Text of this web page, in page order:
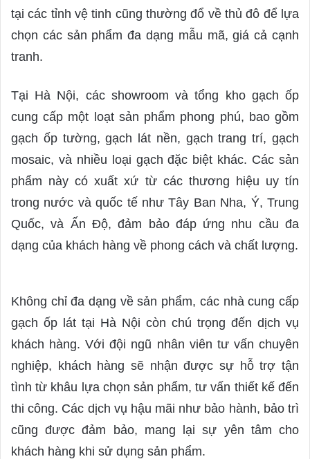
tại các tỉnh vệ tinh cũng thường đổ về thủ đô để lựa
chọn các sản phẩm đa dạng mẫu mã, giá cả cạnh
tranh.
Tại Hà Nội, các showroom và tổng kho gạch ốp
cung cấp một loạt sản phẩm phong phú, bao gồm
gạch ốp tường, gạch lát nền, gạch trang trí, gạch
mosaic, và nhiều loại gạch đặc biệt khác. Các sản
phẩm này có xuất xứ từ các thương hiệu uy tín
trong nước và quốc tế như Tây Ban Nha, Ý, Trung
Quốc, và Ấn Độ, đảm bảo đáp ứng nhu cầu đa
dạng của khách hàng về phong cách và chất lượng.
Không chỉ đa dạng về sản phẩm, các nhà cung cấp
gạch ốp lát tại Hà Nội còn chú trọng đến dịch vụ
khách hàng. Với đội ngũ nhân viên tư vấn chuyên
nghiệp, khách hàng sẽ nhận được sự hỗ trợ tận
tình từ khâu lựa chọn sản phẩm, tư vấn thiết kế đến
thi công. Các dịch vụ hậu mãi như bảo hành, bảo trì
cũng được đảm bảo, mang lại sự yên tâm cho
khách hàng khi sử dụng sản phẩm.